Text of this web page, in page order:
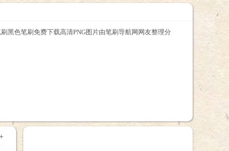
黑色笔刷免费下载高清PNG图片由笔刷导航网网友整理分